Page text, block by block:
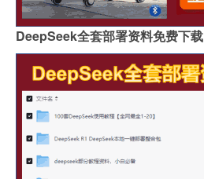
DeepSeek全套部署资料免费下载